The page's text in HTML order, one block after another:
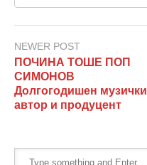
NEWER POST
ПОЧИНА ТОШЕ ПОП
СИМОНОВ
Долгогодишен музички
автор и продуцент